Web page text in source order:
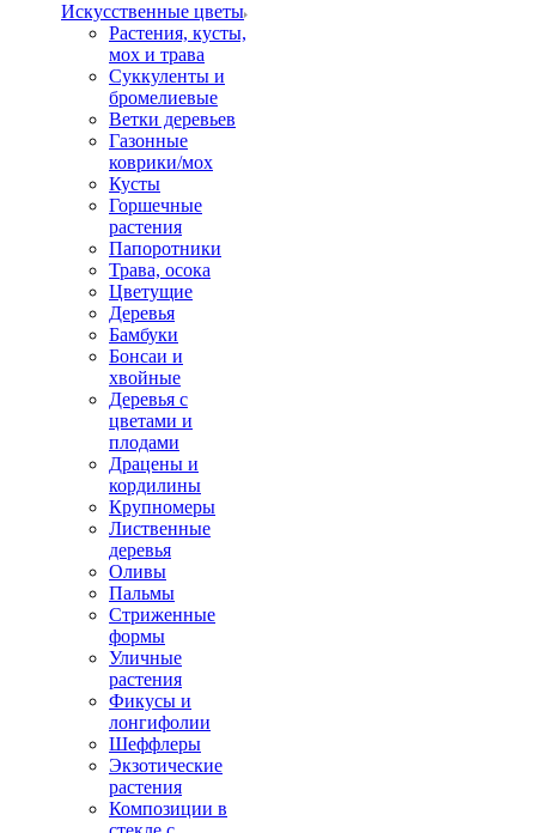
Искусственные цветы
Растения, кусты,
мох и трава
Суккуленты и
бромелиевые
Ветки деревьев
Газонные
коврики/мох
Кусты
Горшечные
растения
Папоротники
Трава, осока
Цветущие
Деревья
Бамбуки
Бонсаи и
хвойные
Деревья с
цветами и
плодами
Драцены и
кордилины
Крупномеры
Лиственные
деревья
Оливы
Пальмы
Стриженные
формы
Уличные
растения
Фикусы и
лонгифолии
Шеффлеры
Экзотические
растения
Композиции в